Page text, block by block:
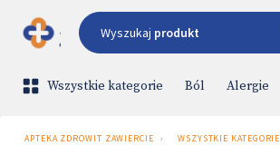
Wyszukaj produkt
Wszystkie kategorie Ból Alergie
APTEKA ZDROWIT ZAWIERCIE UL. 3 MAJA 1
› WSZYSTKIE KATEGORIE